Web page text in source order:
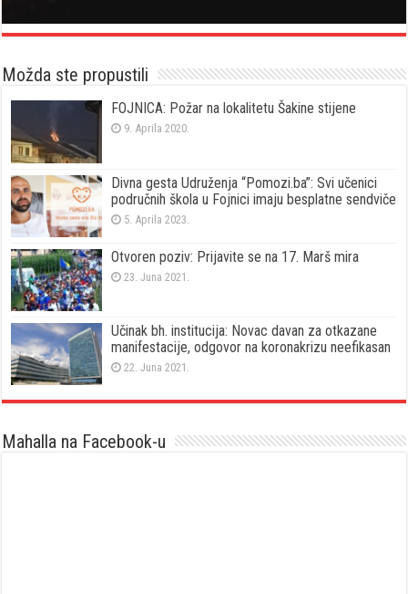
Možda ste propustili
FOJNICA: Požar na lokalitetu Šakine stijene
9. Aprila 2020.
Divna gesta Udruženja “Pomozi.ba”: Svi učenici
područnih škola u Fojnici imaju besplatne sendviče
5. Aprila 2023.
Otvoren poziv: Prijavite se na 17. Marš mira
23. Juna 2021.
Učinak bh. institucija: Novac davan za otkazane
manifestacije, odgovor na koronakrizu neefikasan
22. Juna 2021.
Mahalla na Facebook-u